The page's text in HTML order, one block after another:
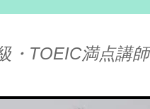
・TOEIC満点講師